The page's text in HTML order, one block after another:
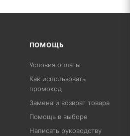
ПОМОЩЬ
Условия оплаты
Как использовать
промокод
Замена и возврат товара
Помощь в выборе
Написать руководству